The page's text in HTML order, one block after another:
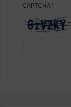
CAPTCHA*